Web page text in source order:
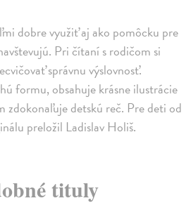
dobre využiť aj ako pomôcku pre
Pri čítaní s rodičom si
správnu výslovnosť.
formu, obsahuje krásne ilustrácie
zdokonaľuje detskú reč. Pre deti od
preložil Ladislav Holiš.
tituly